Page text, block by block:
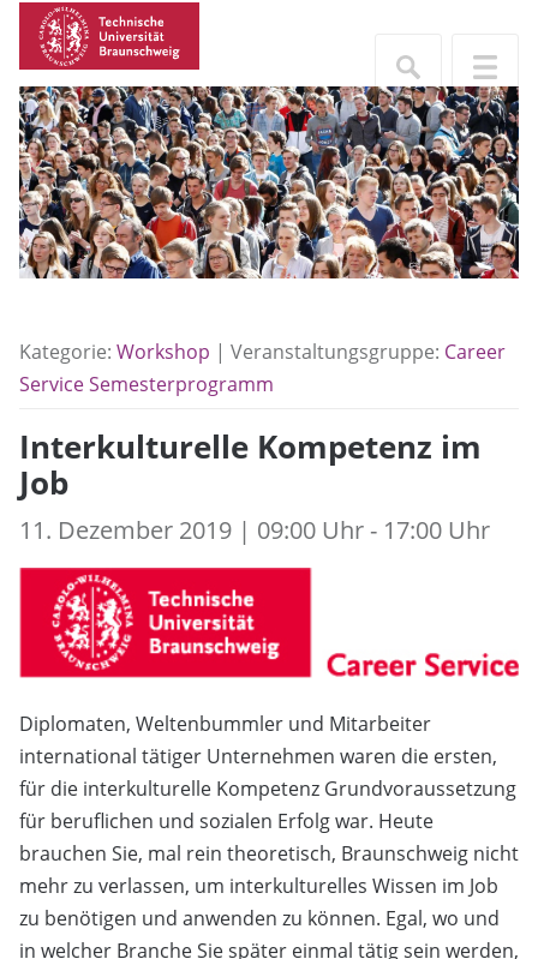
Kategorie: Workshop | Veranstaltungsgruppe: Career
Service Semesterprogramm
Interkulturelle Kompetenz im
Job
11. Dezember 2019 | 09:00 Uhr - 17:00 Uhr
Diplomaten, Weltenbummler und Mitarbeiter
international tätiger Unternehmen waren die ersten,
für die interkulturelle Kompetenz Grundvoraussetzung
für beruflichen und sozialen Erfolg war. Heute
brauchen Sie, mal rein theoretisch, Braunschweig nicht
mehr zu verlassen, um interkulturelles Wissen im Job
zu benötigen und anwenden zu können. Egal, wo und
in welcher Branche Sie später einmal tätig sein werden,